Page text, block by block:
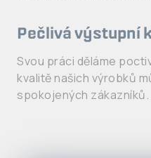
Pečlivá výstupní
Svou práci děláme
kvalitě našich výrobků
spokojených zákazníků.